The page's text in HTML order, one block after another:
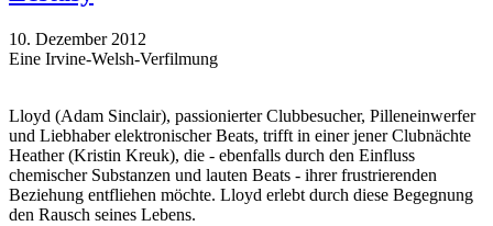
10. Dezember 2012
Eine Irvine-Welsh-Verfilmung
Lloyd (Adam Sinclair), passionierter Clubbesucher, Pilleneinwerfer
und Liebhaber elektronischer Beats, trifft in einer jener Clubnächte
Heather (Kristin Kreuk), die - ebenfalls durch den Einfluss
chemischer Substanzen und lauten Beats - ihrer frustrierenden
Beziehung entfliehen möchte. Lloyd erlebt durch diese Begegnung
den Rausch seines Lebens.